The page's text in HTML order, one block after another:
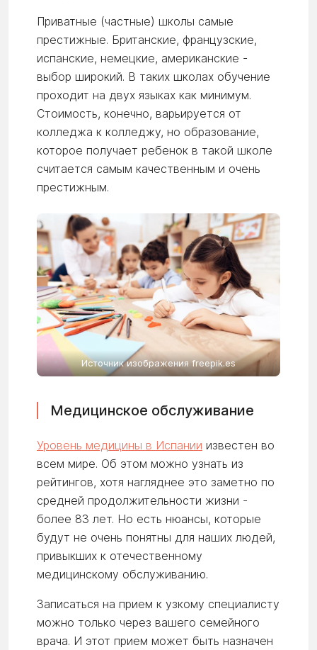
Приватные (частные) школы самые
престижные. Британские, французские,
испанские, немецкие, американские -
выбор широкий. В таких школах обучение
проходит на двух языках как минимум.
Стоимость, конечно, варьируется от
колледжа к колледжу, но образование,
которое получает ребенок в такой школе
считается самым качественным и очень
престижным.
Источник изображения freepik.es
Медицинское обслуживание
Уровень медицины в Испании известен во
всем мире. Об этом можно узнать из
рейтингов, хотя нагляднее это заметно по
средней продолжительности жизни -
более 83 лет. Но есть нюансы, которые
будут не очень понятны для наших людей,
привыкших к отечественному
медицинскому обслуживанию.
Записаться на прием к узкому специалисту
можно только через вашего семейного
врача. И этот прием может быть назначен